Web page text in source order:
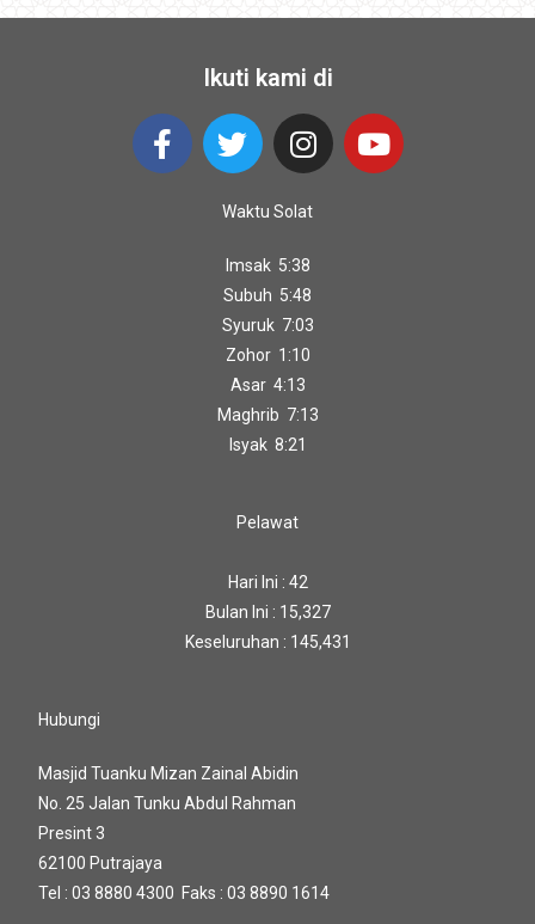
Ikuti kami di
Waktu Solat
Imsak 5:38
Subuh 5:48
Syuruk 7:03
Zohor 1:10
Asar 4:13
Maghrib 7:13
Isyak 8:21
Pelawat
Hari Ini : 42
Bulan Ini : 15,327
Keseluruhan : 145,431
Hubungi
Masjid Tuanku Mizan Zainal Abidin
No. 25 Jalan Tunku Abdul Rahman
Presint 3
62100 Putrajaya
Tel : 03 8880 4300 Faks : 03 8890 1614